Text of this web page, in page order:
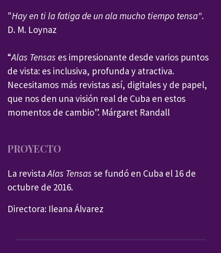
"Hay en ti la fatiga de un ala mucho tiempo tensa".
D. M. Loynaz
“Alas Tensas es impresionante desde varios puntos
de vista: es inclusiva, profunda y atractiva.
Necesitamos más revistas así, digitales y de papel,
que nos den una visión real de Cuba en estos
momentos de cambio”. Márgaret Randall
PROYECTO
La revistaAlas Tensas se fundó en Cuba el 16 de
octubre de 2016.
Directora: Ileana Álvarez